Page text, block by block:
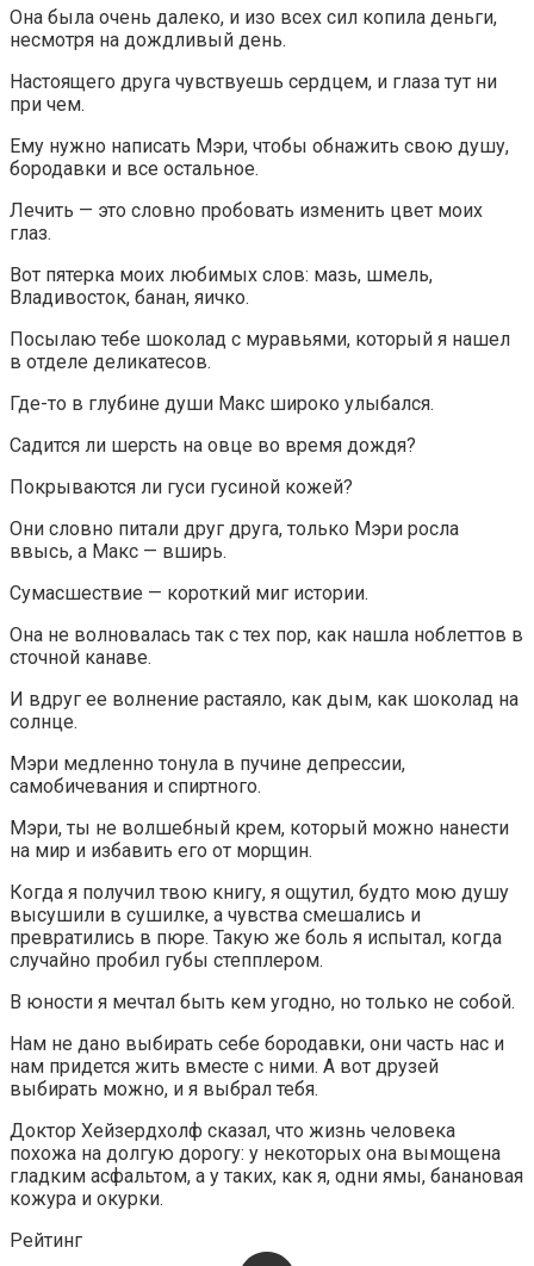
Она была очень далеко, и изо всех сил копила деньги,
несмотря на дождливый день.
Настоящего друга чувствуешь сердцем, и глаза тут ни
при чем.
Ему нужно написать Мэри, чтобы обнажить свою душу,
бородавки и все остальное.
Лечить — это словно пробовать изменить цвет моих
глаз.
Вот пятерка моих любимых слов: мазь, шмель,
Владивосток, банан, яичко.
Посылаю тебе шоколад с муравьями, который я нашел
в отделе деликатесов.
Где-то в глубине души Макс широко улыбался.
Садится ли шерсть на овце во время дождя?
Покрываются ли гуси гусиной кожей?
Они словно питали друг друга, только Мэри росла
ввысь, а Макс — вширь.
Сумасшествие — короткий миг истории.
Она не волновалась так с тех пор, как нашла ноблеттов в
сточной канаве.
И вдруг ее волнение растаяло, как дым, как шоколад на
солнце.
Мэри медленно тонула в пучине депрессии,
самобичевания и спиртного.
Мэри, ты не волшебный крем, который можно нанести
на мир и избавить его от морщин.
Когда я получил твою книгу, я ощутил, будто мою душу
высушили в сушилке, а чувства смешались и
превратились в пюре. Такую же боль я испытал, когда
случайно пробил губы степплером.
В юности я мечтал быть кем угодно, но только не собой.
Нам не дано выбирать себе бородавки, они часть нас и
нам придется жить вместе с ними. А вот друзей
выбирать можно, и я выбрал тебя.
Доктор Хейзердхолф сказал, что жизнь человека
похожа на долгую дорогу: у некоторых она вымощена
гладким асфальтом, а у таких, как я, одни ямы, банановая
кожура и окурки.
Рейтинг